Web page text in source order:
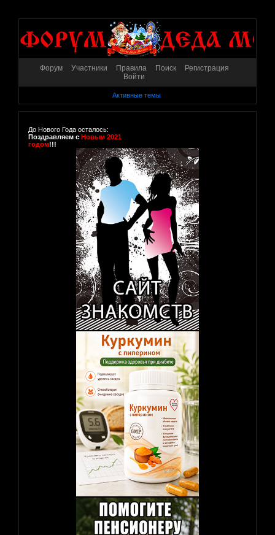
Форум Участники Правила Поиск
Регистрация
Войти
Активные темы
До Нового Года осталось:
Поздравляем с Новым 2021
годом!!!